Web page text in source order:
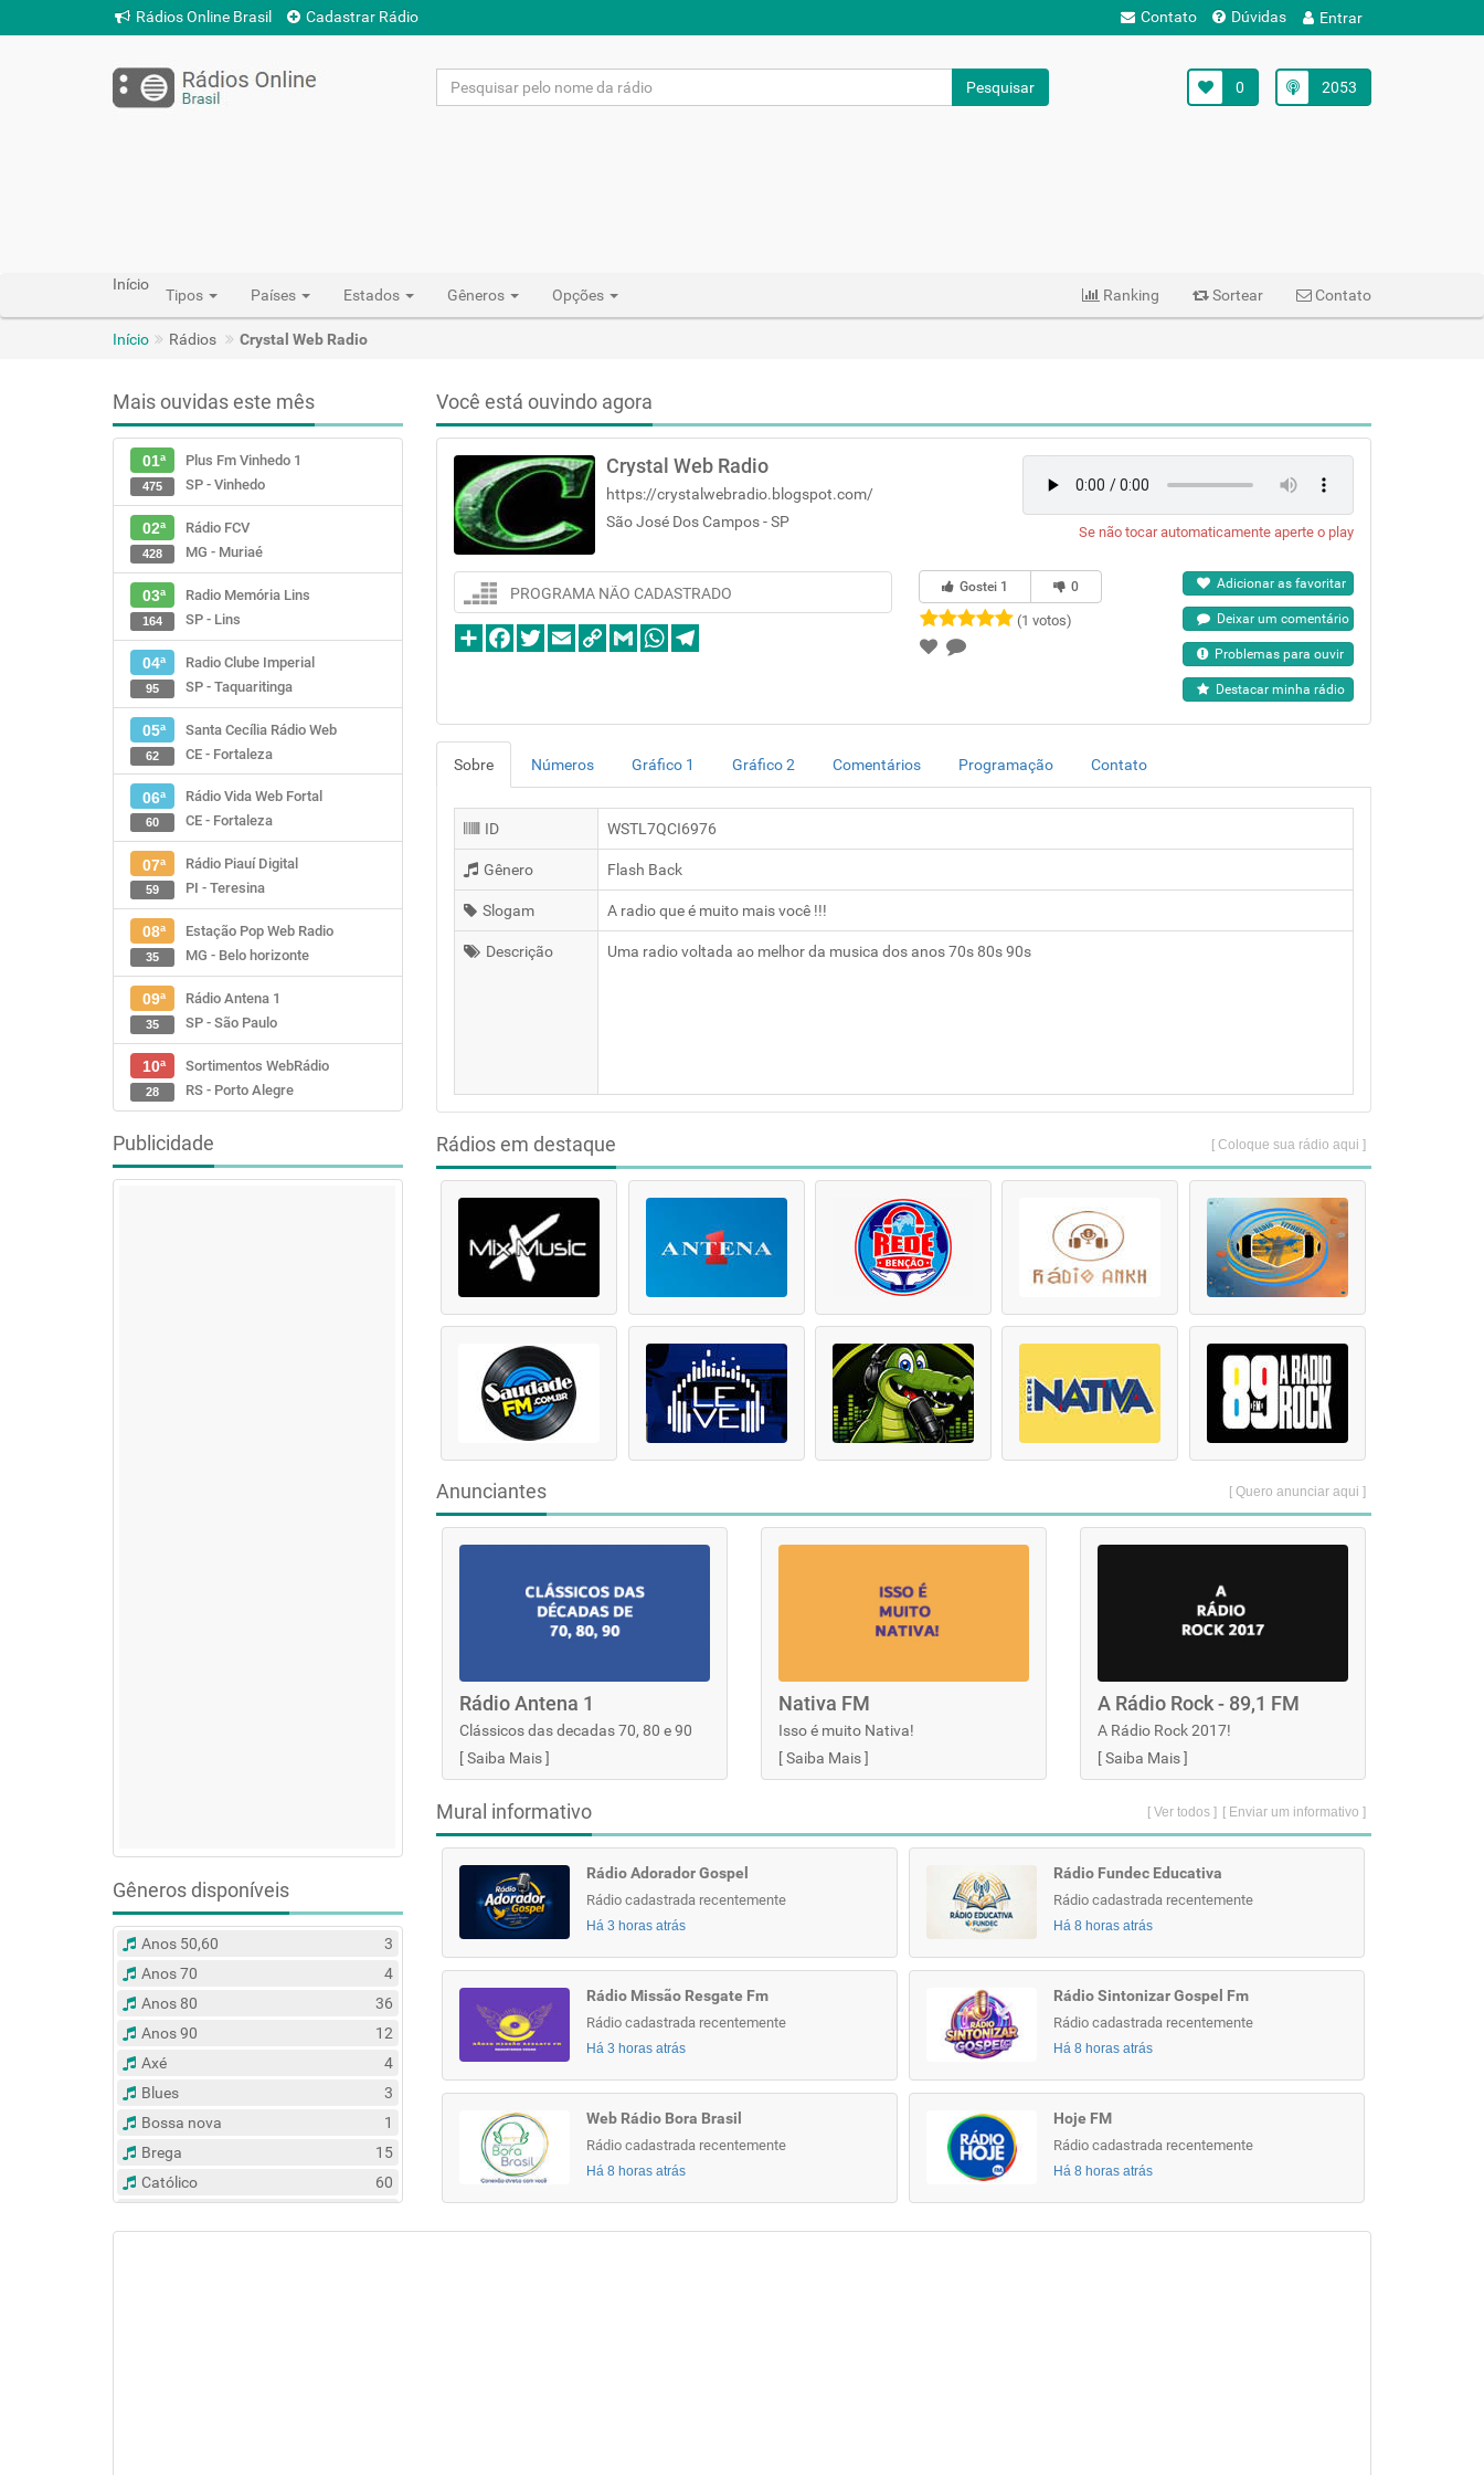
Rádios Online Brasil Cadastrar Rádio Contato Dúvidas Entrar
Pesquisar 2053
0
Início
Tipos Países Estados Gêneros Opções Ranking Sortear Contato
Início Rádios Crystal Web Radio
Mais ouvidas este mês
01ª
Plus Fm Vinhedo 1
SP - Vinhedo
475
02ª
Rádio FCV
MG - Muriaé
428
03ª
Radio Memória Lins
SP - Lins
164
04ª
Radio Clube Imperial
SP - Taquaritinga
95
05ª
Santa Cecília Rádio Web
CE - Fortaleza
62
06ª
Rádio Vida Web Fortal
CE - Fortaleza
60
07ª
Rádio Piauí Digital
PI - Teresina
59
08ª
Estação Pop Web Radio
MG - Belo horizonte
35
09ª
Rádio Antena 1
SP - São Paulo
35
10ª
Sortimentos WebRádio
RS - Porto Alegre
28
Publicidade
Gêneros disponíveis
Anos 50,60
3
Anos 70
4
Anos 80
36
Anos 90
12
Axé
4
Blues
3
Bossa nova
1
Brega
15
Católico
60
Você está ouvindo agora
Crystal Web Radio
https://crystalwebradio.blogspot.com/
São José Dos Campos - SP
Se não tocar automaticamente aperte o play
PROGRAMA NÃO CADASTRADO Gostei 1 0
(1 votos)
Adicionar as favoritar
Deixar um comentário
Problemas para ouvir
Destacar minha rádio
Sobre Números Gráfico 1 Gráfico 2 Comentários Programação Contato
ID WSTL7QCI6976
Gênero Flash Back
Slogam A radio que é muito mais você !!!
Descrição Uma radio voltada ao melhor da musica dos anos 70s 80s 90s
Rádios em destaque [ Coloque sua rádio aqui ]
Anunciantes [ Quero anunciar aqui ]
Rádio Antena 1
Clássicos das decadas 70, 80 e 90
[Saiba Mais]
Nativa FM
Isso é muito Nativa!
[Saiba Mais]
A Rádio Rock - 89,1 FM
A Rádio Rock 2017!
[Saiba Mais]
Mural informativo [ Enviar um informativo ]
[ Ver todos ]
Rádio Adorador Gospel
Rádio cadastrada recentemente
Há 3 horas atrás
Rádio Fundec Educativa
Rádio cadastrada recentemente
Há 8 horas atrás
Rádio Missão Resgate Fm
Rádio cadastrada recentemente
Há 3 horas atrás
Rádio Sintonizar Gospel Fm
Rádio cadastrada recentemente
Há 8 horas atrás
Web Rádio Bora Brasil
Rádio cadastrada recentemente
Há 8 horas atrás
Hoje FM
Rádio cadastrada recentemente
Há 8 horas atrás